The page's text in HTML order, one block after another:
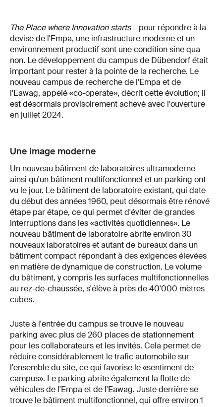
The Place where Innovation starts– pour répondre à la
devise de l'Empa, une infrastructure moderne et un
environnement productif sont une condition sine qua
non. Le développement du campus de Dübendorf était
important pour rester à la pointe de la recherche. Le
nouveau campus de recherche de l'Empa et de
l'Eawag, appelé «co-operate», décrit cette évolution; il
est désormais provisoirement achevé avec l'ouverture
en juillet 2024.
Une image moderne
Un nouveau bâtiment de laboratoires ultramoderne
ainsi qu'un bâtiment multifonctionnel et un parking ont
vu le jour. Le bâtiment de laboratoire existant, qui date
du début des années 1960, peut désormais être rénové
étape par étape, ce qui permet d'éviter de grandes
interruptions dans les «activités quotidiennes». Le
nouveau bâtiment de laboratoire abrite environ 30
nouveaux laboratoires et autant de bureaux dans un
bâtiment compact répondant à des exigences élevées
en matière de dynamique de construction. Le volume
du bâtiment, y compris les surfaces multifonctionnelles
au rez-de-chaussée, s'élève à près de 40'000 mètres
cubes.
Juste à l'entrée du campus se trouve le nouveau
parking avec plus de 260 places de stationnement
pour les collaborateurs et les invités. Cela permet de
réduire considérablement le trafic automobile sur
l'ensemble du site, ce qui favorise le «sentiment de
campus». Le parking abrite également la flotte de
véhicules de l'Empa et de l'Eawag. Juste derrière se
trouve le bâtiment multifonctionnel, qui offre environ 1